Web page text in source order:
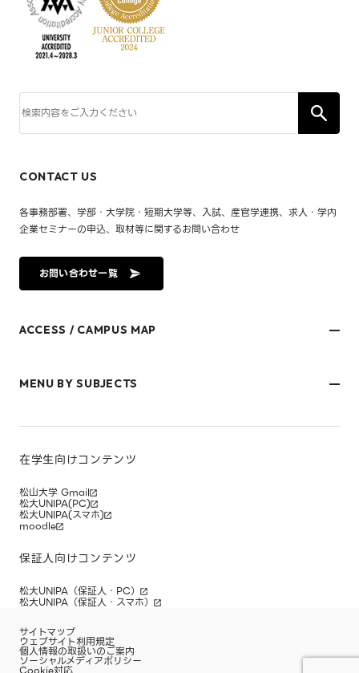
CONTACT US
各事務部署、学部・大学院・短期大学等、入試、産官学連携、求人・学内
企業セミナーの申込、取材等に関するお問い合わせ
お問い合わせ一覧
ACCESS / CAMPUS MAP
御幸キャンパス(運動施設)
キャンパスマップ
MENU BY SUBJECTS
在学生・保護者のみなさま
研究者・企業のみなさま
在学生向けコンテンツ
松山大学 Gmail
松大UNIPA(PC)
松大UNIPA(スマホ)
moodle
保証人向けコンテンツ
松大UNIPA（保証人・PC）
松大UNIPA（保証人・スマホ）
サイトマップ
ウェブサイト利用規定
個人情報の取扱いのご案内
ソーシャルメディアポリシー